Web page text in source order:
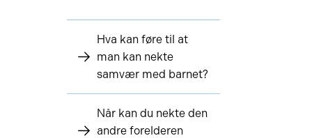
Hva kan føre til at
man kan nekte
samvær med barnet?
Når kan du nekte den
andre forelderen